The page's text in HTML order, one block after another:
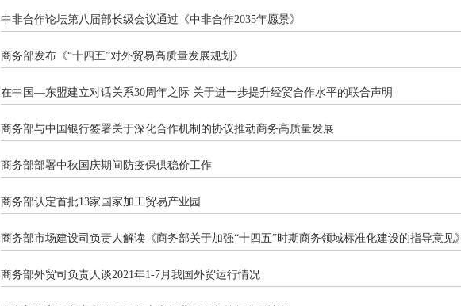
中非合作论坛第八届部长级会议通过《中非合作2035年愿景》
商务部发布《“十四五”对外贸易高质量发展规划》
在中国—东盟建立对话关系30周年之际 关于进一步提升经贸合作水平的联合声明
商务部与中国银行签署关于深化合作机制的协议推动商务高质量发展
商务部部署中秋国庆期间防疫保供稳价工作
商务部认定首批13家国家加工贸易产业园
商务部市场建设司负责人解读《商务部关于加强“十四五”时期商务领域标准化建设的指导意见》
商务部外贸司负责人谈2021年1-7月我国外贸运行情况